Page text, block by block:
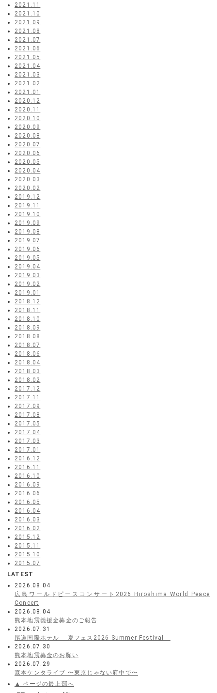
2021.11
2021.10
2021.09
2021.08
2021.07
2021.06
2021.05
2021.04
2021.03
2021.02
2021.01
2020.12
2020.11
2020.10
2020.09
2020.08
2020.07
2020.06
2020.05
2020.04
2020.03
2020.02
2019.12
2019.11
2019.10
2019.09
2019.08
2019.07
2019.06
2019.05
2019.04
2019.03
2019.02
2019.01
2018.12
2018.11
2018.10
2018.09
2018.08
2018.07
2018.06
2018.04
2018.03
2018.02
2017.12
2017.11
2017.09
2017.08
2017.05
2017.04
2017.03
2017.01
2016.12
2016.11
2016.10
2016.09
2016.06
2016.05
2016.04
2016.03
2016.02
2015.12
2015.11
2015.10
2015.07
LATEST
2026.08.04
広島ワールドピースコンサート2026 Hiroshima World Peace
Concert
2026.08.04
熊本地震義援金募金のご報告
2026.07.31
尾道国際ホテル 夏フェス2026 Summer Festival
2026.07.30
熊本地震募金のお願い
2026.07.29
森本ケンタライブ 〜東京じゃない府中で〜
▲ ページの最上部へ